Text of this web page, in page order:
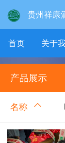
贵州祥康
首页 关于
产品展示
名称